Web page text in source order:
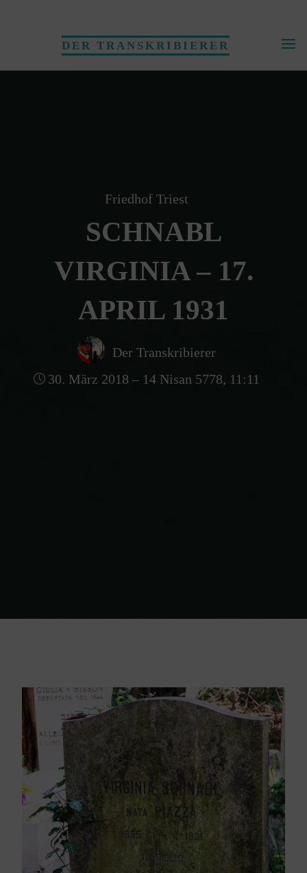
DER TRANSKRIBIERER
Friedhof Triest
SCHNABL
VIRGINIA – 17.
APRIL 1931
Der Transkribierer
30. März 2018 – 14 Nisan 5778, 11:11